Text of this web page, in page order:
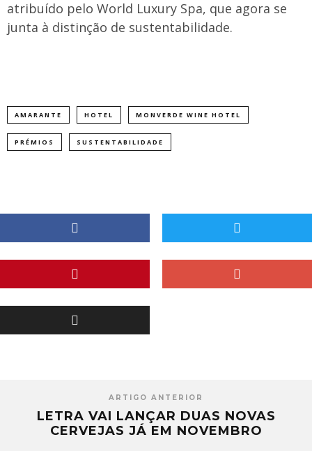
atribuído pelo World Luxury Spa, que agora se
junta à distinção de sustentabilidade.
AMARANTE HOTEL MONVERDE WINE HOTEL
PRÉMIOS SUSTENTABILIDADE
ARTIGO ANTERIOR
LETRA VAI LANÇAR DUAS NOVAS
CERVEJAS JÁ EM NOVEMBRO